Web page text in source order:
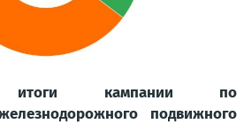
итоги кампании по
подвижного